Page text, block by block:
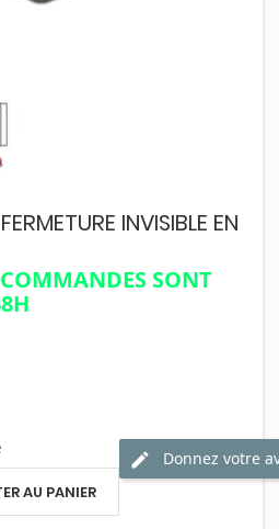
INVISIBLE EN
SONT
AU PANIER
Donnez votre